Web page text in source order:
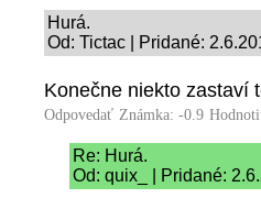
Hurá.
Od: Tictac | Pridané:
Konečne niekto zastaví
Odpovedať Známka: -0.9
Re: Hurá.
Od: quix_ | Pridané: